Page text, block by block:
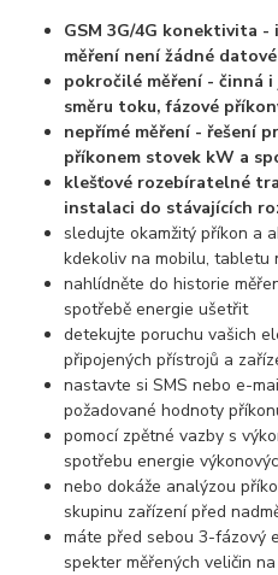
GSM 3G/4G konektivita
měření není žádné
pokročilé měření - činná
směru toku, fázové
nepřímé měření - řešení
příkonem stovek kW a
klešťové rozebíratelné
instalaci do stávajících
sledujte okamžitý příkon a
kdekoliv na mobilu, tabletu
nahlídněte do historie
spotřebě energie ušetřit
detekujte poruchu vašich
připojených přístrojů a
nastavte si SMS nebo e-
požadované hodnoty
pomocí zpětné vazby s
spotřebu energie
nebo dokáže analýzou
skupinu zařízení před
máte před sebou 3-fázový
spekter měřených veličin